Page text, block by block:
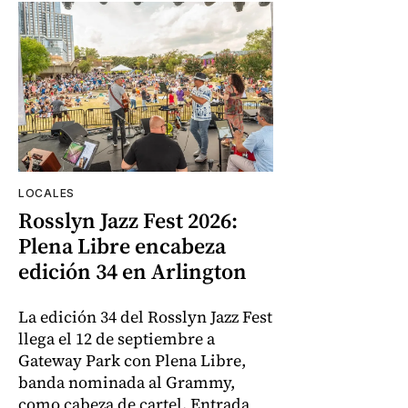
LOCALES
Rosslyn Jazz Fest 2026:
Plena Libre encabeza
edición 34 en Arlington
La edición 34 del Rosslyn Jazz Fest
llega el 12 de septiembre a
Gateway Park con Plena Libre,
banda nominada al Grammy,